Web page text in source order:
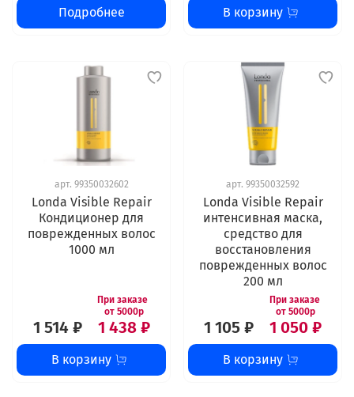
Подробнее В корзину
арт. 99350032602
Londa Visible Repair
Кондиционер для
поврежденных волос
1000 мл
1 514 ₽ 1 438 ₽
В корзину
арт. 99350032592
Londa Visible Repair
интенсивная маска,
средство для
восстановления
поврежденных волос
200 мл
1 105 ₽ 1 050 ₽
В корзину